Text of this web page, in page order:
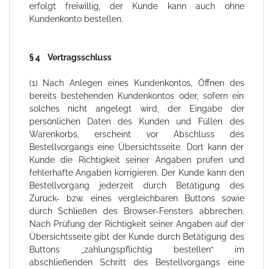
erfolgt freiwillig, der Kunde kann auch ohne
Kundenkonto bestellen.
§ 4 Vertragsschluss
(1) Nach Anlegen eines Kundenkontos, Öffnen des
bereits bestehenden Kundenkontos oder, sofern ein
solches nicht angelegt wird, der Eingabe der
persönlichen Daten des Kunden und Füllen des
Warenkorbs, erscheint vor Abschluss des
Bestellvorgangs eine Übersichtsseite. Dort kann der
Kunde die Richtigkeit seiner Angaben prüfen und
fehlerhafte Angaben korrigieren. Der Kunde kann den
Bestellvorgang jederzeit durch Betätigung des
Zurück- bzw. eines vergleichbaren Buttons sowie
durch Schließen des Browser-Fensters abbrechen.
Nach Prüfung der Richtigkeit seiner Angaben auf der
Übersichtsseite gibt der Kunde durch Betätigung des
Buttons „zahlungspflichtig bestellen“ im
abschließenden Schritt des Bestellvorgangs eine